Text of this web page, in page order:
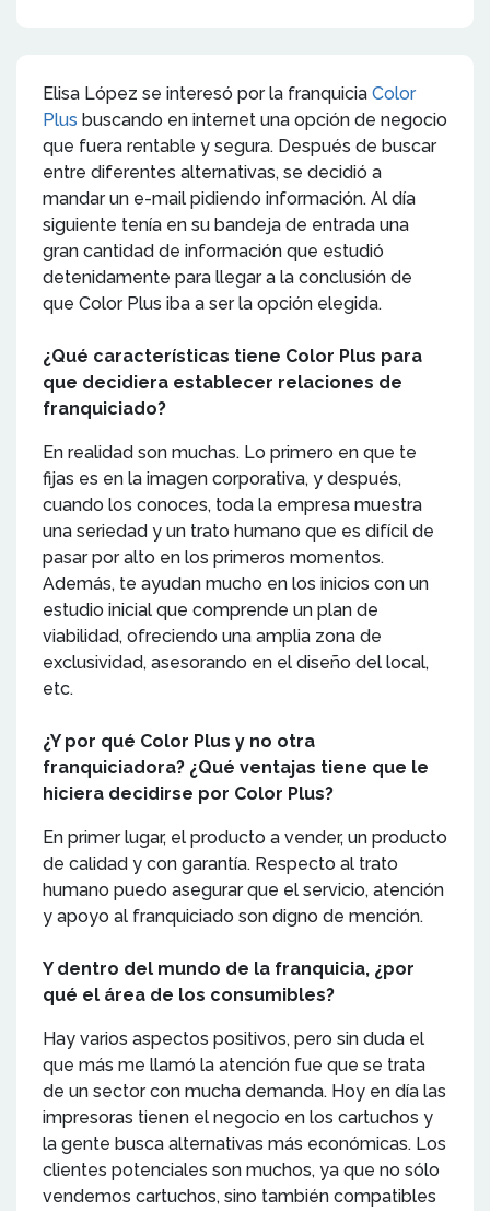
Elisa López se interesó por la franquicia Color
Plus buscando en internet una opción de negocio
que fuera rentable y segura. Después de buscar
entre diferentes alternativas, se decidió a
mandar un e-mail pidiendo información. Al día
siguiente tenía en su bandeja de entrada una
gran cantidad de información que estudió
detenidamente para llegar a la conclusión de
que Color Plus iba a ser la opción elegida.
¿Qué características tiene Color Plus para
que decidiera establecer relaciones de
franquiciado?
En realidad son muchas. Lo primero en que te
fijas es en la imagen corporativa, y después,
cuando los conoces, toda la empresa muestra
una seriedad y un trato humano que es difícil de
pasar por alto en los primeros momentos.
Además, te ayudan mucho en los inicios con un
estudio inicial que comprende un plan de
viabilidad, ofreciendo una amplia zona de
exclusividad, asesorando en el diseño del local,
etc.
¿Y por qué Color Plus y no otra
franquiciadora? ¿Qué ventajas tiene que le
hiciera decidirse por Color Plus?
En primer lugar, el producto a vender, un producto
de calidad y con garantía. Respecto al trato
humano puedo asegurar que el servicio, atención
y apoyo al franquiciado son digno de mención.
Y dentro del mundo de la franquicia, ¿por
qué el área de los consumibles?
Hay varios aspectos positivos, pero sin duda el
que más me llamó la atención fue que se trata
de un sector con mucha demanda. Hoy en día las
impresoras tienen el negocio en los cartuchos y
la gente busca alternativas más económicas. Los
clientes potenciales son muchos, ya que no sólo
vendemos cartuchos, sino también compatibles